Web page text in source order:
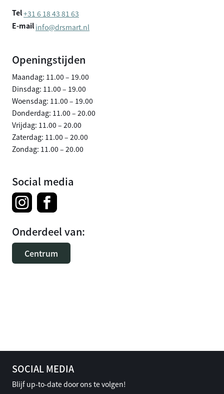
Tel+31 6 18 43 81 63
E-mail info@drsmart.nl
Openingstijden
Maandag: 11.00 – 19.00
Dinsdag: 11.00 – 19.00
Woensdag: 11.00 – 19.00
Donderdag: 11.00 – 20.00
Vrijdag: 11.00 – 20.00
Zaterdag: 11.00 – 20.00
Zondag: 11.00 – 20.00
Social media
Onderdeel van:
Centrum
SOCIAL MEDIA
Blijf up-to-date door ons te volgen!